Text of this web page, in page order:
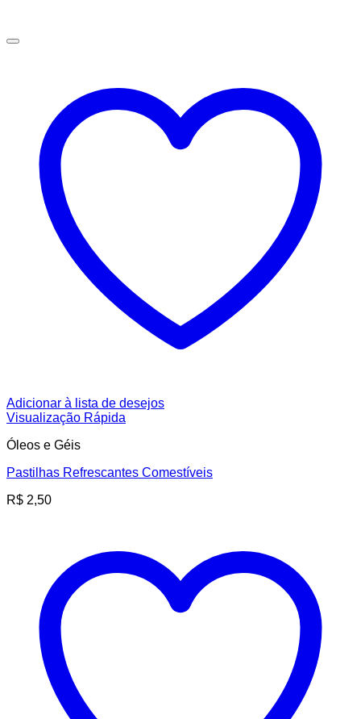
Adicionar à lista de desejos
Visualização Rápida
Óleos e Géis
Pastilhas Refrescantes Comestíveis
R$ 2,50